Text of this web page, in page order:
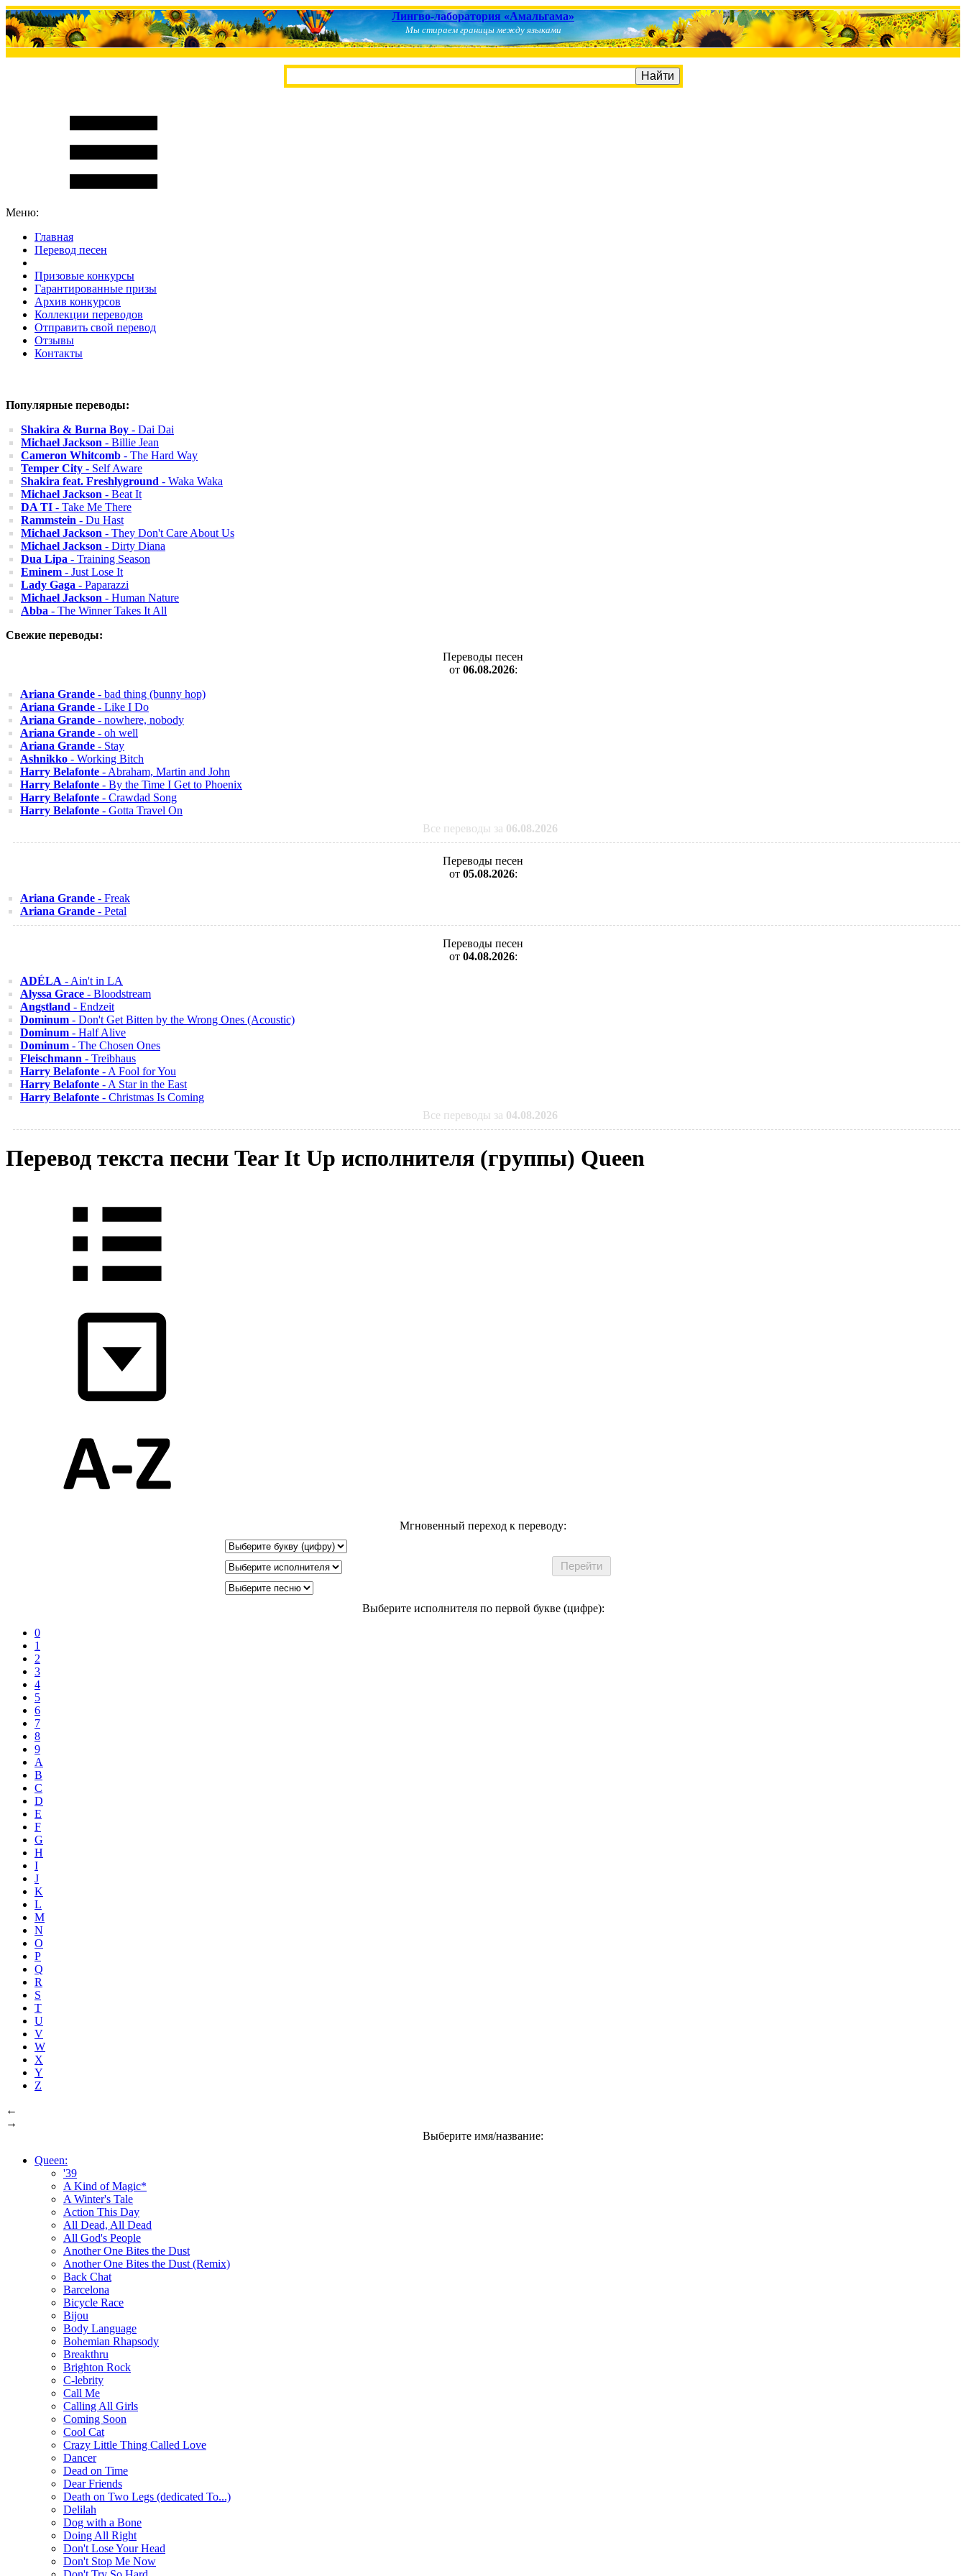
Лингво-лаборатория «Амальгама»
Мы стираем границы между языками
Меню:
Главная
Перевод песен
Призовые конкурсы
Гарантированные призы
Архив конкурсов
Коллекции переводов
Отправить свой перевод
Отзывы
Контакты
Популярные переводы:
Shakira & Burna Boy - Dai Dai
Michael Jackson - Billie Jean
Cameron Whitcomb - The Hard Way
Temper City - Self Aware
Shakira feat. Freshlyground - Waka Waka
Michael Jackson - Beat It
DA TI - Take Me There
Rammstein - Du Hast
Michael Jackson - They Don't Care About Us
Michael Jackson - Dirty Diana
Dua Lipa - Training Season
Eminem - Just Lose It
Lady Gaga - Paparazzi
Michael Jackson - Human Nature
Abba - The Winner Takes It All
Свежие переводы:
Переводы песен
от 06.08.2026:
Ariana Grande - bad thing (bunny hop)
Ariana Grande - Like I Do
Ariana Grande - nowhere, nobody
Ariana Grande - oh well
Ariana Grande - Stay
Ashnikko - Working Bitch
Harry Belafonte - Abraham, Martin and John
Harry Belafonte - By the Time I Get to Phoenix
Harry Belafonte - Crawdad Song
Harry Belafonte - Gotta Travel On
Все переводы за 06.08.2026
Переводы песен
от 05.08.2026:
Ariana Grande - Freak
Ariana Grande - Petal
Переводы песен
от 04.08.2026:
ADÉLA - Ain't in LA
Alyssa Grace - Bloodstream
Angstland - Endzeit
Dominum - Don't Get Bitten by the Wrong Ones (Acoustic)
Dominum - Half Alive
Dominum - The Chosen Ones
Fleischmann - Treibhaus
Harry Belafonte - A Fool for You
Harry Belafonte - A Star in the East
Harry Belafonte - Christmas Is Coming
Все переводы за 04.08.2026
Перевод текста песни Tear It Up исполнителя (группы) Queen
Мгновенный переход к переводу:
Выберите исполнителя по первой букве (цифре):
0
1
2
3
4
5
6
7
8
9
A
B
C
D
E
F
G
H
I
J
K
L
M
N
O
P
Q
R
S
T
U
V
W
X
Y
Z
←
→
Выберите имя/название:
Queen:
'39
A Kind of Magic*
A Winter's Tale
Action This Day
All Dead, All Dead
All God's People
Another One Bites the Dust
Another One Bites the Dust (Remix)
Back Chat
Barcelona
Bicycle Race
Bijou
Body Language
Bohemian Rhapsody
Breakthru
Brighton Rock
C-lebrity
Call Me
Calling All Girls
Coming Soon
Cool Cat
Crazy Little Thing Called Love
Dancer
Dead on Time
Dear Friends
Death on Two Legs (dedicated To...)
Delilah
Dog with a Bone
Doing All Right
Don't Lose Your Head
Don't Stop Me Now